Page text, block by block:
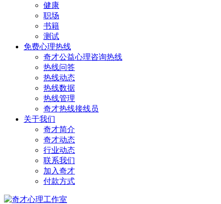
健康
职场
书籍
测试
免费心理热线
奇才公益心理咨询热线
热线问答
热线动态
热线数据
热线管理
奇才热线接线员
关于我们
奇才简介
奇才动态
行业动态
联系我们
加入奇才
付款方式